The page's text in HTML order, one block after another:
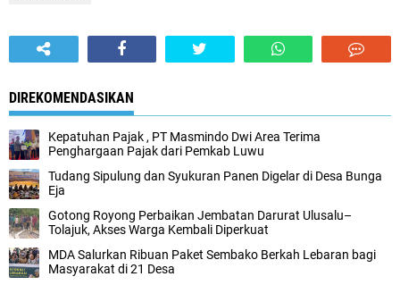
DIREKOMENDASIKAN
Kepatuhan Pajak , PT Masmindo Dwi Area Terima
Penghargaan Pajak dari Pemkab Luwu
Tudang Sipulung dan Syukuran Panen Digelar di Desa Bunga
Eja
Gotong Royong Perbaikan Jembatan Darurat Ulusalu–
Tolajuk, Akses Warga Kembali Diperkuat
MDA Salurkan Ribuan Paket Sembako Berkah Lebaran bagi
Masyarakat di 21 Desa